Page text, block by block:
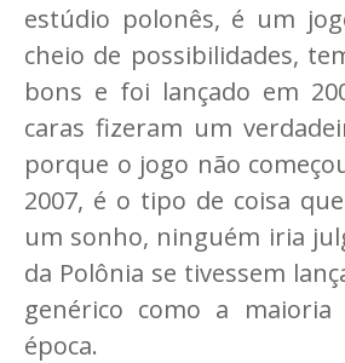
estúdio polonês, é um
cheio de possibilidades,
bons e foi lançado em
caras fizeram um
porque o jogo não
2007, é o tipo de coisa
um sonho, ninguém iria
da Polônia se tivessem
genérico como a
época.